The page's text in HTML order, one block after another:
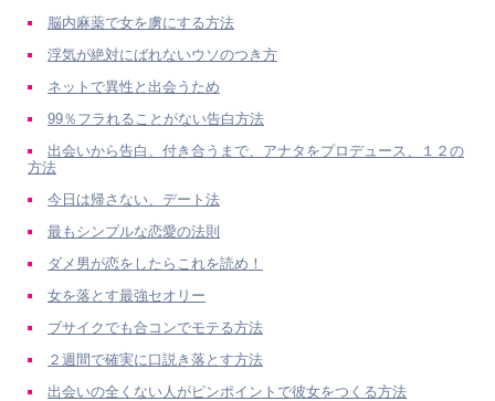
脳内麻薬で女を虜にする方法
浮気が絶対にばれないウソのつき方
ネットで異性と出会うため
99％フラれることがない告白方法
出会いから告白、付き合うまで、アナタをプロデュース、１２の
方法
今日は帰さない、デート法
最もシンプルな恋愛の法則
ダメ男が恋をしたらこれを読め！
女を落とす最強セオリー
ブサイクでも合コンでモテる方法
２週間で確実に口説き落とす方法
出会いの全くない人がピンポイントで彼女をつくる方法